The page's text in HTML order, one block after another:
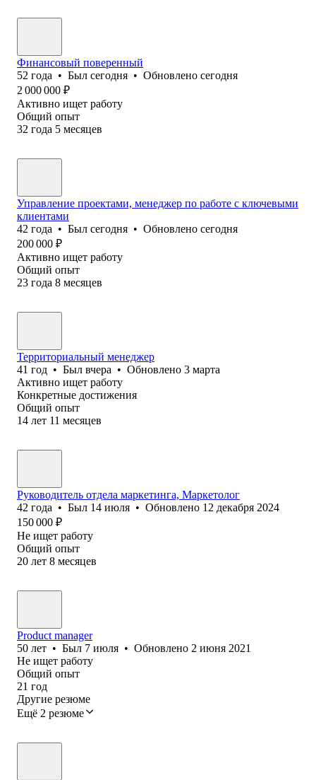
Финансовый поверенный
52 года • Был сегодня • Обновлено сегодня
2 000 000 ₽
Активно ищет работу
Общий опыт
32 года 5 месяцев
Управление проектами, менеджер по работе с ключевыми
клиентами
42 года • Был сегодня • Обновлено сегодня
200 000 ₽
Активно ищет работу
Общий опыт
23 года 8 месяцев
Территориальный менеджер
41 год • Был вчера • Обновлено 3 марта
Активно ищет работу
Конкретные достижения
Общий опыт
14 лет 11 месяцев
Руководитель отдела маркетинга, Маркетолог
42 года • Был 14 июля • Обновлено 12 декабря 2024
150 000 ₽
Не ищет работу
Общий опыт
20 лет 8 месяцев
Product manager
50 лет • Был 7 июля • Обновлено 2 июня 2021
Не ищет работу
Общий опыт
21 год
Другие резюме
Ещё 2 резюме